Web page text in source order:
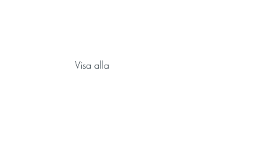
Visa alla